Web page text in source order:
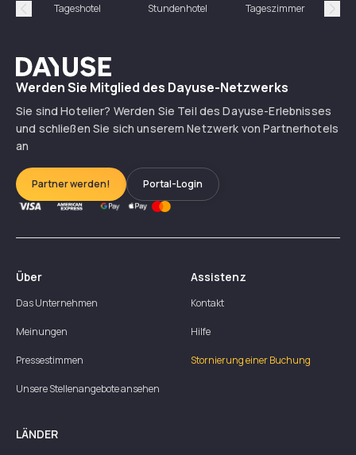
Précédent
Tageshotel Stundenhotel Tageszimmer
Dayuse
Werden Sie Mitglied des Dayuse-Netzwerks
Sie sind Hotelier? Werden Sie Teil des Dayuse-Erlebnisses
und schließen Sie sich unserem Netzwerk von Partnerhotels
an
Partner werden! Portal-Login
Über
Das Unternehmen
Meinungen
Pressestimmen
Unsere Stellenangebote ansehen
Assistenz
Kontakt
Hilfe
Stornierung einer Buchung
LÄNDER